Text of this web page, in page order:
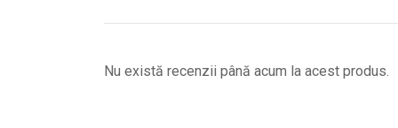
Nu există recenzii până acum la acest produs.